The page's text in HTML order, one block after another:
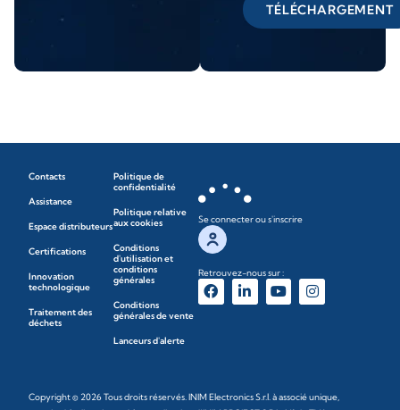
TÉLÉCHARGEMENT
Contacts
Assistance
Espace distributeurs
Certifications
Innovation
technologique
Traitement des
déchets
Politique de
confidentialité
Politique relative
aux cookies
Conditions
d'utilisation et
conditions
générales
Conditions
générales de vente
Lanceurs d'alerte
Se connecter ou s'inscrire
Retrouvez-nous sur :
Copyright © 2026 Tous droits réservés. INIM Electronics S.r.l. à associé unique,